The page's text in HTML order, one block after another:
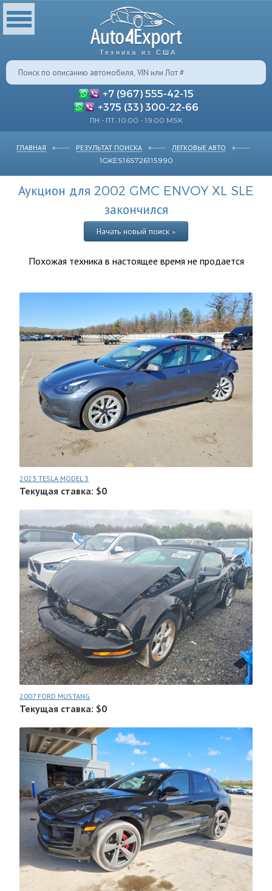
Техника из США
+7 (967) 555-42-15
+375 (33) 300-22-66
ПН - ПТ: 10:00 - 19:00 MSK
ГЛАВНАЯ РЕЗУЛЬТАТ ПОИСКА
ЛЕГКОВЫЕ АВТО
1GKES16S726115990
Аукцион для 2002 GMC ENVOY XL SLE
закончился
Начать новый поиск »
Похожая техника в настоящее время не продается
2023 TESLA MODEL 3
Текущая ставка: $0
2007 FORD MUSTANG
Текущая ставка: $0